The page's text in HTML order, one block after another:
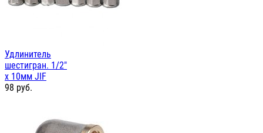
Удлинитель
шестигран. 1/2"
х 10мм JIF
98 руб.